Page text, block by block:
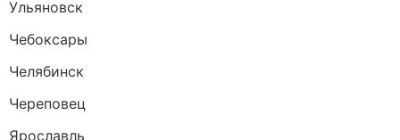
Ульяновск
Чебоксары
Челябинск
Череповец
Ярославль